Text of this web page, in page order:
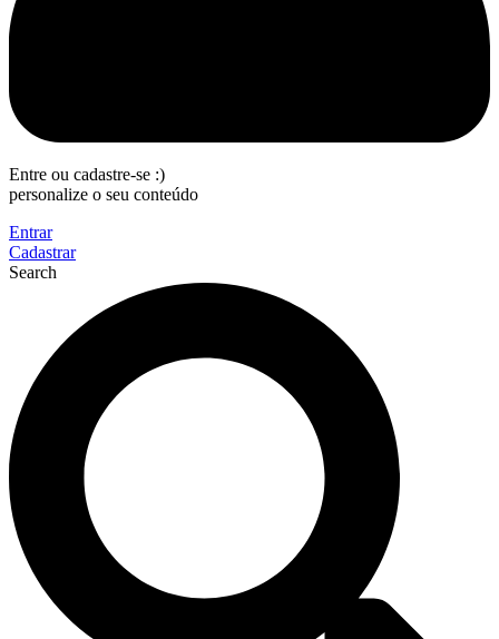
Entre ou cadastre-se :)
personalize o seu conteúdo
Entrar
Cadastrar
Search